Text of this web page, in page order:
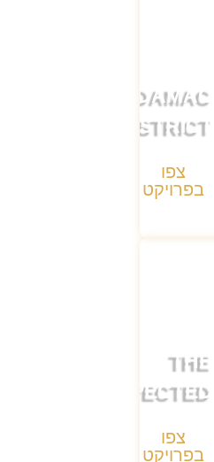
DAMAC
DISTRICT
צפו
בפרויקט
THE
UNEXPECTED
צפו
בפרויקט